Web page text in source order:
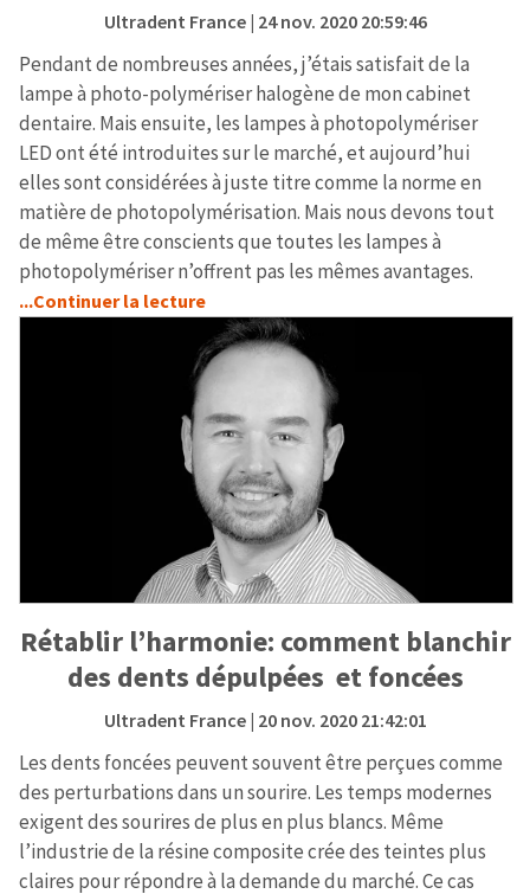
Ultradent France| 24 nov. 2020 20:59:46
Pendant de nombreuses années, j’étais satisfait de la
lampe à photo-polymériser halogène de mon cabinet
dentaire. Mais ensuite, les lampes à photopolymériser
LED ont été introduites sur le marché, et aujourd’hui
elles sont considérées à juste titre comme la norme en
matière de photopolymérisation. Mais nous devons tout
de même être conscients que toutes les lampes à
photopolymériser n’offrent pas les mêmes avantages.
...Continuer la lecture
Rétablir l’harmonie: comment blanchir
des dents dépulpées et foncées
Ultradent France| 20 nov. 2020 21:42:01
Les dents foncées peuvent souvent être perçues comme
des perturbations dans un sourire. Les temps modernes
exigent des sourires de plus en plus blancs. Même
l’industrie de la résine composite crée des teintes plus
claires pour répondre à la demande du marché. Ce cas